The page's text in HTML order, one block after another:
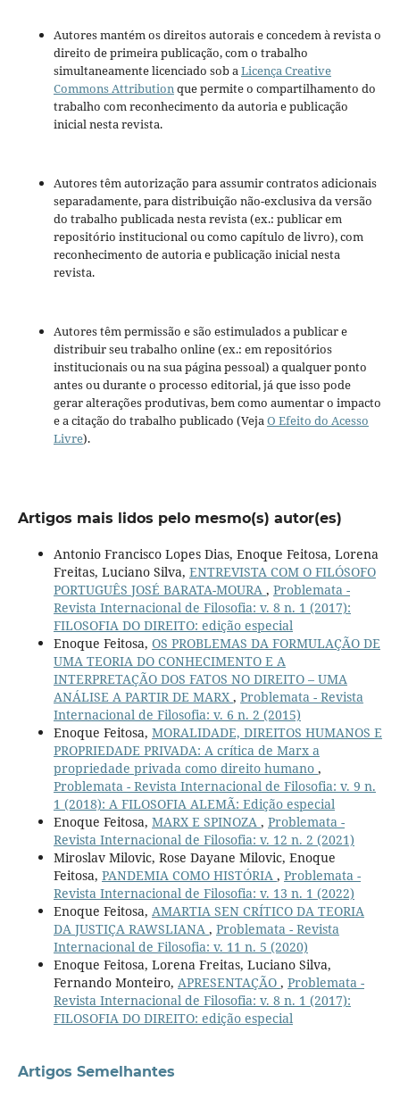
Autores mantém os direitos autorais e concedem à revista o
direito de primeira publicação, com o trabalho
simultaneamente licenciado sob aLicença Creative
Commons Attributionque permite o compartilhamento do
trabalho com reconhecimento da autoria e publicação
inicial nesta revista.
Autores têm autorização para assumir contratos adicionais
separadamente, para distribuição não-exclusiva da versão
do trabalho publicada nesta revista (ex.: publicar em
repositório institucional ou como capítulo de livro), com
reconhecimento de autoria e publicação inicial nesta
revista.
Autores têm permissão e são estimulados a publicar e
distribuir seu trabalho online (ex.: em repositórios
institucionais ou na sua página pessoal) a qualquer ponto
antes ou durante o processo editorial, já que isso pode
gerar alterações produtivas, bem como aumentar o impacto
e a citação do trabalho publicado (VejaO Efeito do Acesso
Livre).
Artigos mais lidos pelo mesmo(s) autor(es)
Antonio Francisco Lopes Dias, Enoque Feitosa, Lorena
Freitas, Luciano Silva, ENTREVISTA COM O FILÓSOFO
PORTUGUÊS JOSÉ BARATA-MOURA , Problemata -
Revista Internacional de Filosofia: v. 8 n. 1 (2017):
FILOSOFIA DO DIREITO: edição especial
Enoque Feitosa, OS PROBLEMAS DA FORMULAÇÃO DE
UMA TEORIA DO CONHECIMENTO E A
INTERPRETAÇÃO DOS FATOS NO DIREITO – UMA
ANÁLISE A PARTIR DE MARX , Problemata - Revista
Internacional de Filosofia: v. 6 n. 2 (2015)
Enoque Feitosa, MORALIDADE, DIREITOS HUMANOS E
PROPRIEDADE PRIVADA: A crítica de Marx a
propriedade privada como direito humano ,
Problemata - Revista Internacional de Filosofia: v. 9 n.
1 (2018): A FILOSOFIA ALEMÃ: Edição especial
Enoque Feitosa, MARX E SPINOZA , Problemata -
Revista Internacional de Filosofia: v. 12 n. 2 (2021)
Miroslav Milovic, Rose Dayane Milovic, Enoque
Feitosa, PANDEMIA COMO HISTÓRIA , Problemata -
Revista Internacional de Filosofia: v. 13 n. 1 (2022)
Enoque Feitosa, AMARTIA SEN CRÍTICO DA TEORIA
DA JUSTIÇA RAWSLIANA , Problemata - Revista
Internacional de Filosofia: v. 11 n. 5 (2020)
Enoque Feitosa, Lorena Freitas, Luciano Silva,
Fernando Monteiro, APRESENTAÇÃO , Problemata -
Revista Internacional de Filosofia: v. 8 n. 1 (2017):
FILOSOFIA DO DIREITO: edição especial
Artigos Semelhantes